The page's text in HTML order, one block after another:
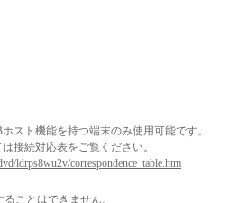
スト機能を持つ端末のみ使用可能です。
接続対応表をご覧ください。
ldrps8wu2v/correspondence_table.htm
ことはできません。